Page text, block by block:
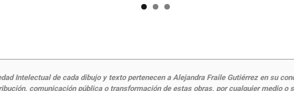
Intelectual de cada dibujo y texto pertenecen a Alejandra Fraile Gutiérrez en su
comunicación pública o transformación de estas obras, por cualquier medio o